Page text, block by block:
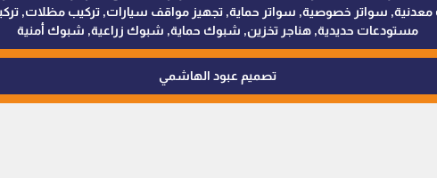
سواتر خصوصية, سواتر حماية, تجهيز مواقف سيارات, تركيب مظلات,
مستودعات حديدية, هناجر تخزين, شبوك حماية, شبوك زراعية, شبوك أمنية
تصميم عبود الهاشمي